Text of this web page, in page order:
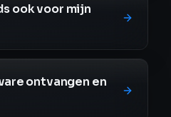
ook voor mijn
ontvangen en